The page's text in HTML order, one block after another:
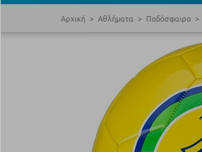
Αρχική Αθλήματα Ποδόσφαιρο